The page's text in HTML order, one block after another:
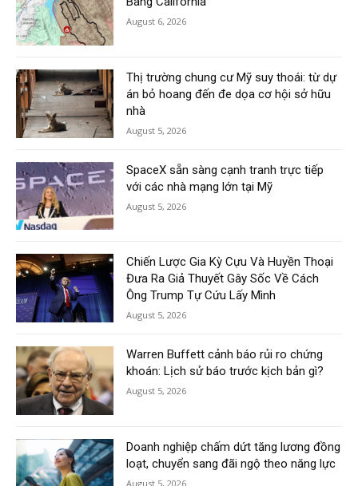
August 6, 2026
Thị trường chung cư Mỹ suy thoái: từ dự
án bỏ hoang đến đe dọa cơ hội sở hữu
nhà
August 5, 2026
SpaceX sẵn sàng cạnh tranh trực tiếp
với các nhà mạng lớn tại Mỹ
August 5, 2026
Chiến Lược Gia Kỳ Cựu Và Huyền Thoại
Đưa Ra Giả Thuyết Gây Sốc Về Cách
Ông Trump Tự Cứu Lấy Mình
August 5, 2026
Warren Buffett cảnh báo rủi ro chứng
khoán: Lịch sử báo trước kịch bản gì?
August 5, 2026
Doanh nghiệp chấm dứt tăng lương đồng
loạt, chuyển sang đãi ngộ theo năng lực
August 5, 2026